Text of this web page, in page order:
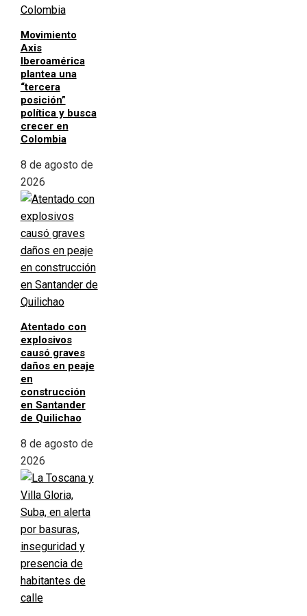
Movimiento
Axis
Iberoamérica
plantea una
“tercera
posición”
política y busca
crecer en
Colombia
8 de agosto de
2026
Atentado con
explosivos
causó graves
daños en peaje
en
construcción
en Santander
de Quilichao
8 de agosto de
2026